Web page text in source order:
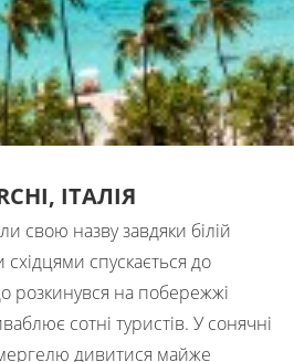
ІТАЛІЯ
свою назву завдяки білій
східцями спускається до
розкинувся на побережжі
сотні туристів. У сонячні
дивитися майже